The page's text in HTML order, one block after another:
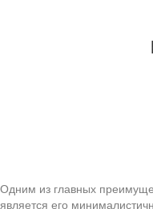
Одним из главных
является его